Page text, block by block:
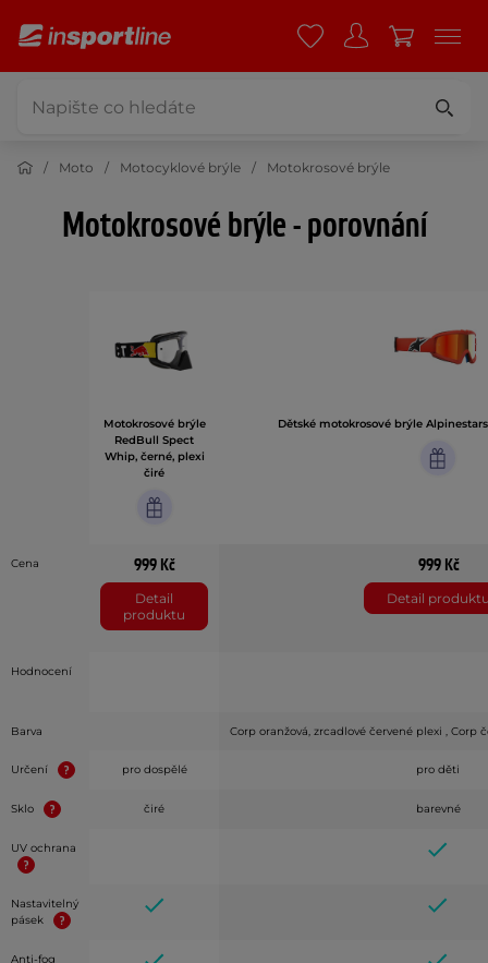
Moto Motocyklové brýle Motokrosové brýle
Motokrosové brýle - porovnání
Motokrosové brýle
RedBull Spect
Whip, černé, plexi
čiré
Dětské motokrosové brýle
Cena 999 Kč
Detail
produktu
999 Kč
Detail
Hodnocení
Barva Corp oranžová, zrcadlové červené plexi , Corp
Určení pro dospělé pro děti
Sklo čiré barevné
UV ochrana
Nastavitelný
pásek
Anti-fog